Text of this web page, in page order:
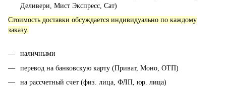
Деливери, Мист Экспресс, Сат)
Стоимость доставки обсуждается индивидуально по каждому
заказу.
наличными
перевод на банковскую карту (Приват, Моно, ОТП)
на рассчетный счет (физ. лица, ФЛП, юр. лица)